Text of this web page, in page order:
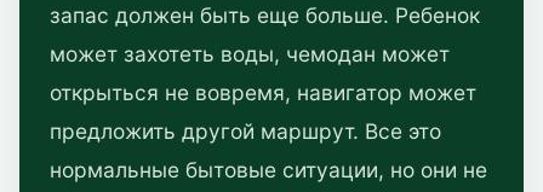
запас должен быть еще больше. Ребенок
может захотеть воды, чемодан может
открыться не вовремя, навигатор может
предложить другой маршрут. Все это
нормальные бытовые ситуации, но они не